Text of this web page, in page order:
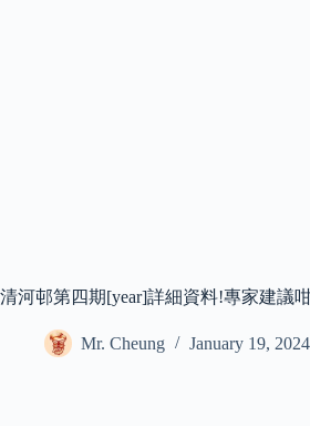
清河邨第四期[year]詳細資料!專家建議
Mr. Cheung January 19, 2024